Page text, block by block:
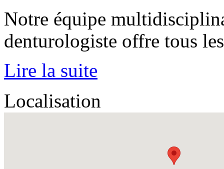
Notre équipe
denturologiste offre tous
Lire la suite
Localisation